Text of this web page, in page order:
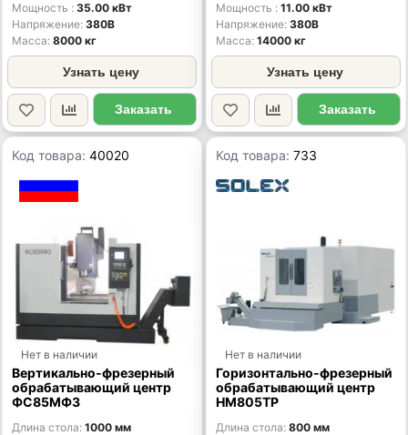
Мощность
35.00 кВт
Напряжение 380В
Масса 8000 кг
Узнать цену
Заказать
Мощность
11.00 кВт
Напряжение 380В
Масса 14000 кг
Узнать цену
Заказать
Код товара:40020
Нет в наличии
Вертикально-фрезерный
обрабатывающий центр
ФС85МФ3
Длина стола 1000 мм
Код товара:733
Нет в наличии
Горизонтально-фрезерный
обрабатывающий центр
HM805TP
Длина стола 800 мм